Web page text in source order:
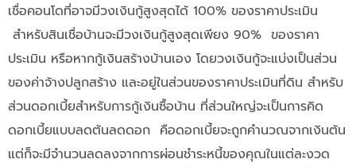
เชื่อคอนโดที่อาจมีวงเงินกู้สูงสุดได้ 100% ของราคาประเมิน
สำหรับสินเชื่อบ้านจะมีวงเงินกู้สูงสุดเพียง 90% ของราคา
ประเมิน หรือหากกู้เงินสร้างบ้านเอง โดยวงเงินกู้จะแบ่งเป็นส่วน
ของค่าจ้างปลูกสร้าง และอยู่ในส่วนของราคาประเมินที่ดิน สำหรับ
ส่วนดอกเบี้ยสำหรับการกู้เงินซื้อบ้าน ที่ส่วนใหญ่จะเป็นการคิด
ดอกเบี้ยแบบลดต้นลดดอก คือดอกเบี้ยจะถูกคำนวณจากเงินต้น
แต่ก็จะมีจำนวนลดลงจากการผ่อนชำระหนี้ของคุณในแต่ละงวด